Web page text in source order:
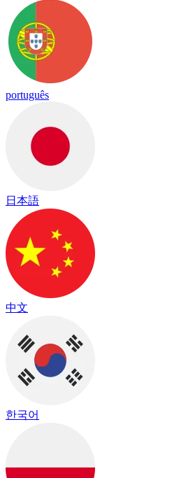
português
日本語
中文
한국어